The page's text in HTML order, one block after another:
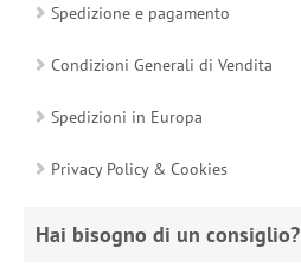
Spedizione e pagamento
Condizioni Generali di Vendita
Spedizioni in Europa
Privacy Policy & Cookies
Hai bisogno di un consiglio?